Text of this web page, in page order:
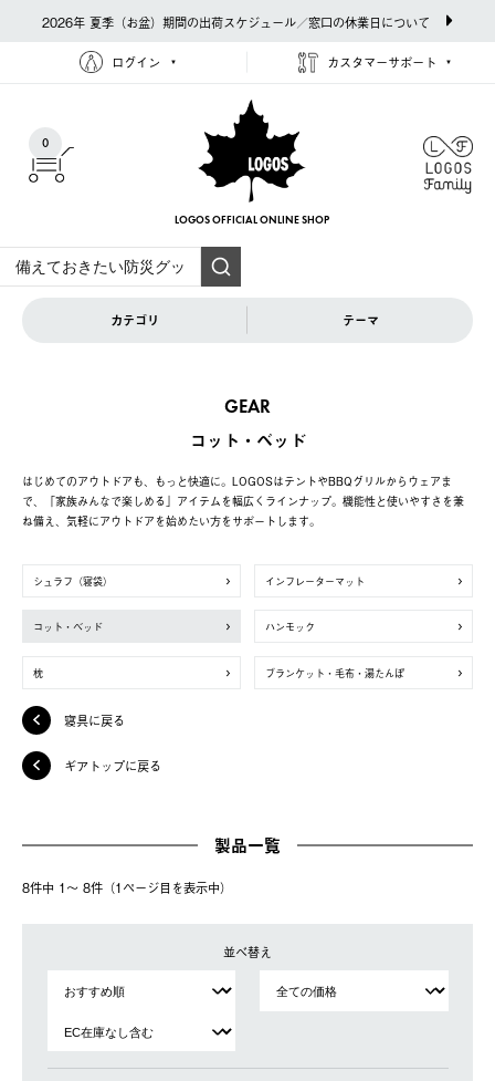
2026年 夏季（お盆）期間の出荷スケジュール／窓口の休業日について
ログイン カスタマーサポート
0
LOGOS OFFICIAL ONLINE SHOP
カテゴリ テーマ
GEAR
コット・ベッド
はじめてのアウトドアも、もっと快適に。LOGOSはテントやBBQグリルからウェアま
で、「家族みんなで楽しめる」アイテムを幅広くラインナップ。機能性と使いやすさを兼
ね備え、気軽にアウトドアを始めたい方をサポートします。
シュラフ（寝袋） インフレーターマット
コット・ベッド ハンモック
枕 ブランケット・毛布・湯たんぽ
寝具に戻る
ギアトップに戻る
製品一覧
8件中 1〜 8件（1ページ⽬を表⽰中）
並べ替え